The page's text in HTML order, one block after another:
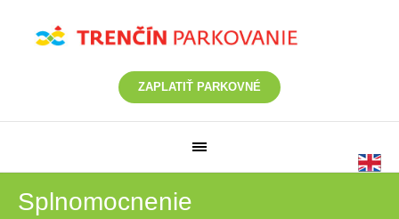
ZAPLATIŤ PARKOVNÉ
Splnomocnenie